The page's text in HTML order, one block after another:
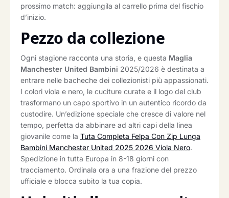
prossimo match: aggiungila al carrello prima del fischio
d’inizio.
Pezzo da collezione
Ogni stagione racconta una storia, e questa Maglia
Manchester United Bambini 2025/2026 è destinata a
entrare nelle bacheche dei collezionisti più appassionati.
I colori viola e nero, le cuciture curate e il logo del club
trasformano un capo sportivo in un autentico ricordo da
custodire. Un’edizione speciale che cresce di valore nel
tempo, perfetta da abbinare ad altri capi della linea
giovanile come la Tuta Completa Felpa Con Zip Lunga
Bambini Manchester United 2025 2026 Viola Nero.
Spedizione in tutta Europa in 8-18 giorni con
tracciamento. Ordinala ora a una frazione del prezzo
ufficiale e blocca subito la tua copia.